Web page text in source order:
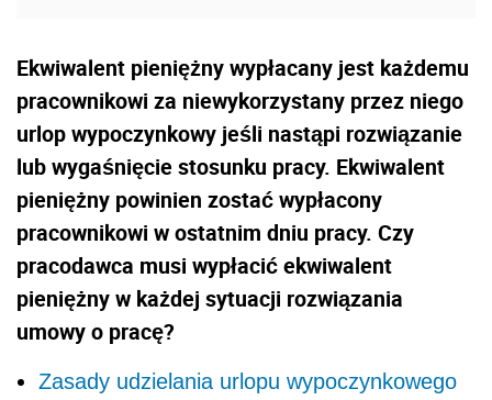
Ekwiwalent pieniężny wypłacany jest każdemu
pracownikowi za niewykorzystany przez niego
urlop wypoczynkowy jeśli nastąpi rozwiązanie
lub wygaśnięcie stosunku pracy. Ekwiwalent
pieniężny powinien zostać wypłacony
pracownikowi w ostatnim dniu pracy. Czy
pracodawca musi wypłacić ekwiwalent
pieniężny w każdej sytuacji rozwiązania
umowy o pracę?
Zasady udzielania urlopu wypoczynkowego